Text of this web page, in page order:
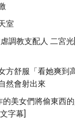
室
調教支配人 二宮
方舒服「看她爽到
然會射出來
的美女們將偷東西
字幕]